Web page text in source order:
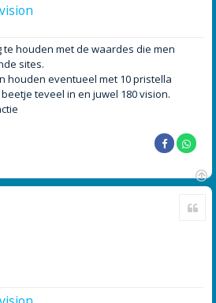
houden met de waardes die men
sites.
houden eventueel met 10 pristella
teveel in en juwel 180 vision.
O